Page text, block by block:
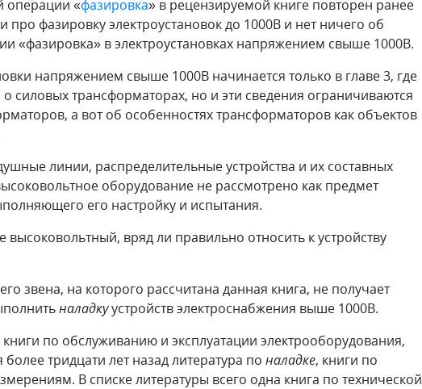
операции «фазировка» в рецензируемой книге повторен ранее
фазировку электроустановок до 1000В и нет ничего об
«фазировка» в электроустановках напряжением свыше 1000В.
напряжением свыше 1000В начинается только в главе 3, где
силовых трансформаторах, но и эти сведения ограничиваются
а вот об особенностях трансформаторов как объектов
линии, распределительные устройства и их составных
оборудование не рассмотрено как предмет
его настройку и испытания.
высоковольтный, вряд ли правильно относить к устройству
звена, на которого рассчитана данная книга, не получает
наладкуустройств электроснабжения выше 1000В.
по обслуживанию и эксплуатации электрооборудования,
тридцати лет назад литература по наладке, книги по
В списке литературы всего одна книга по технической